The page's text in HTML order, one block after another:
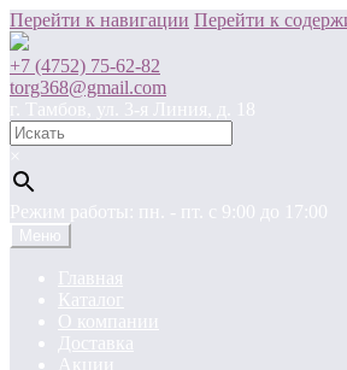
Перейти к навигации Перейти к
+7 (4752) 75-62-82
torg368@gmail.com
г. Тамбов, ул. 3-я Линия, д. 18
×
Режим работы: пн. - пт. c 9:00 до 17:00
Меню
Главная
Каталог
О компании
Доставка
Акции